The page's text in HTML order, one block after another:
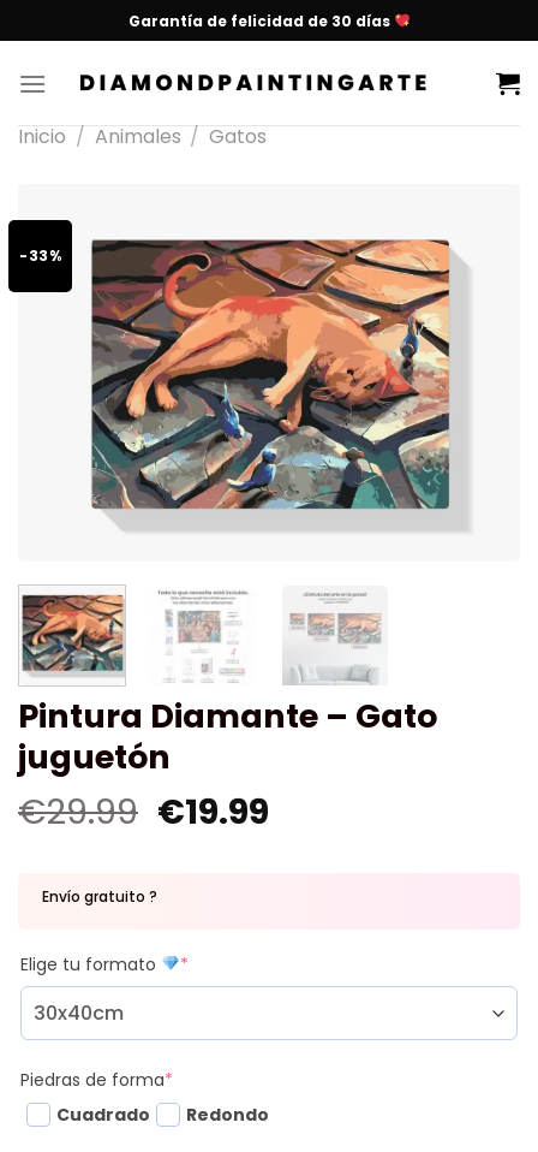
Garantía de felicidad de 30 días
Inicio / Animales / Gatos
-33%
Pintura Diamante – Gato
juguetón
€29.99 €19.99
Envío gratuito ?
Elige tu formato *
Piedras de forma*
Cuadrado
Redondo